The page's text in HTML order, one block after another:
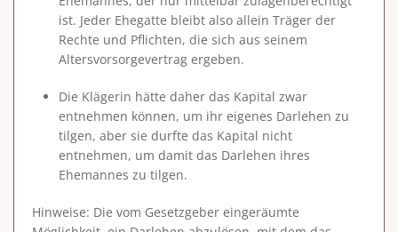
ist. Jeder Ehegatte bleibt also allein Träger der
Rechte und Pflichten, die sich aus seinem
Altersvorsorgevertrag ergeben.
Die Klägerin hätte daher das Kapital zwar
entnehmen können, um ihr eigenes Darlehen zu
tilgen, aber sie durfte das Kapital nicht
entnehmen, um damit das Darlehen ihres
Ehemannes zu tilgen.
Hinweise: Die vom Gesetzgeber eingeräumte